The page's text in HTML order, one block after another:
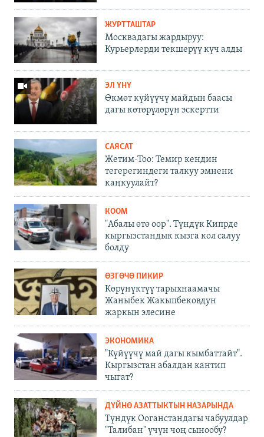
ЖУРТТАШТАР
Москвадагы жардыруу:
Курьерлерди текшерүү күч алды
ЭЛ ҮНҮ
Өкмөт күйүүчү майдын баасы
дагы көтөрүлөрүн эскертти
САЯСАТ
Жетим-Тоо: Темир кендин
тегерегиндеги талкуу эмнени
каңкуулайт?
КООМ
"Абалы өтө оор". Түндүк Кипрде
кыргызстандык кызга кол салуу
болду
ӨЗГӨЧӨ ПИКИР
Көрүнүктүү тарыхнаамачы
Жаныбек Жакыпбековдун
жаркын элесине
ЭКОНОМИКА
"Күйүүчү май дагы кымбаттайт".
Кыргызстан абалдан кантип
чыгат?
ДҮЙНӨ АЗАТТЫКТЫН НАЗАРЫНДА
Түндүк Ооганстандагы чабуулдар
"Талибан" үчүн чоң сынообу?